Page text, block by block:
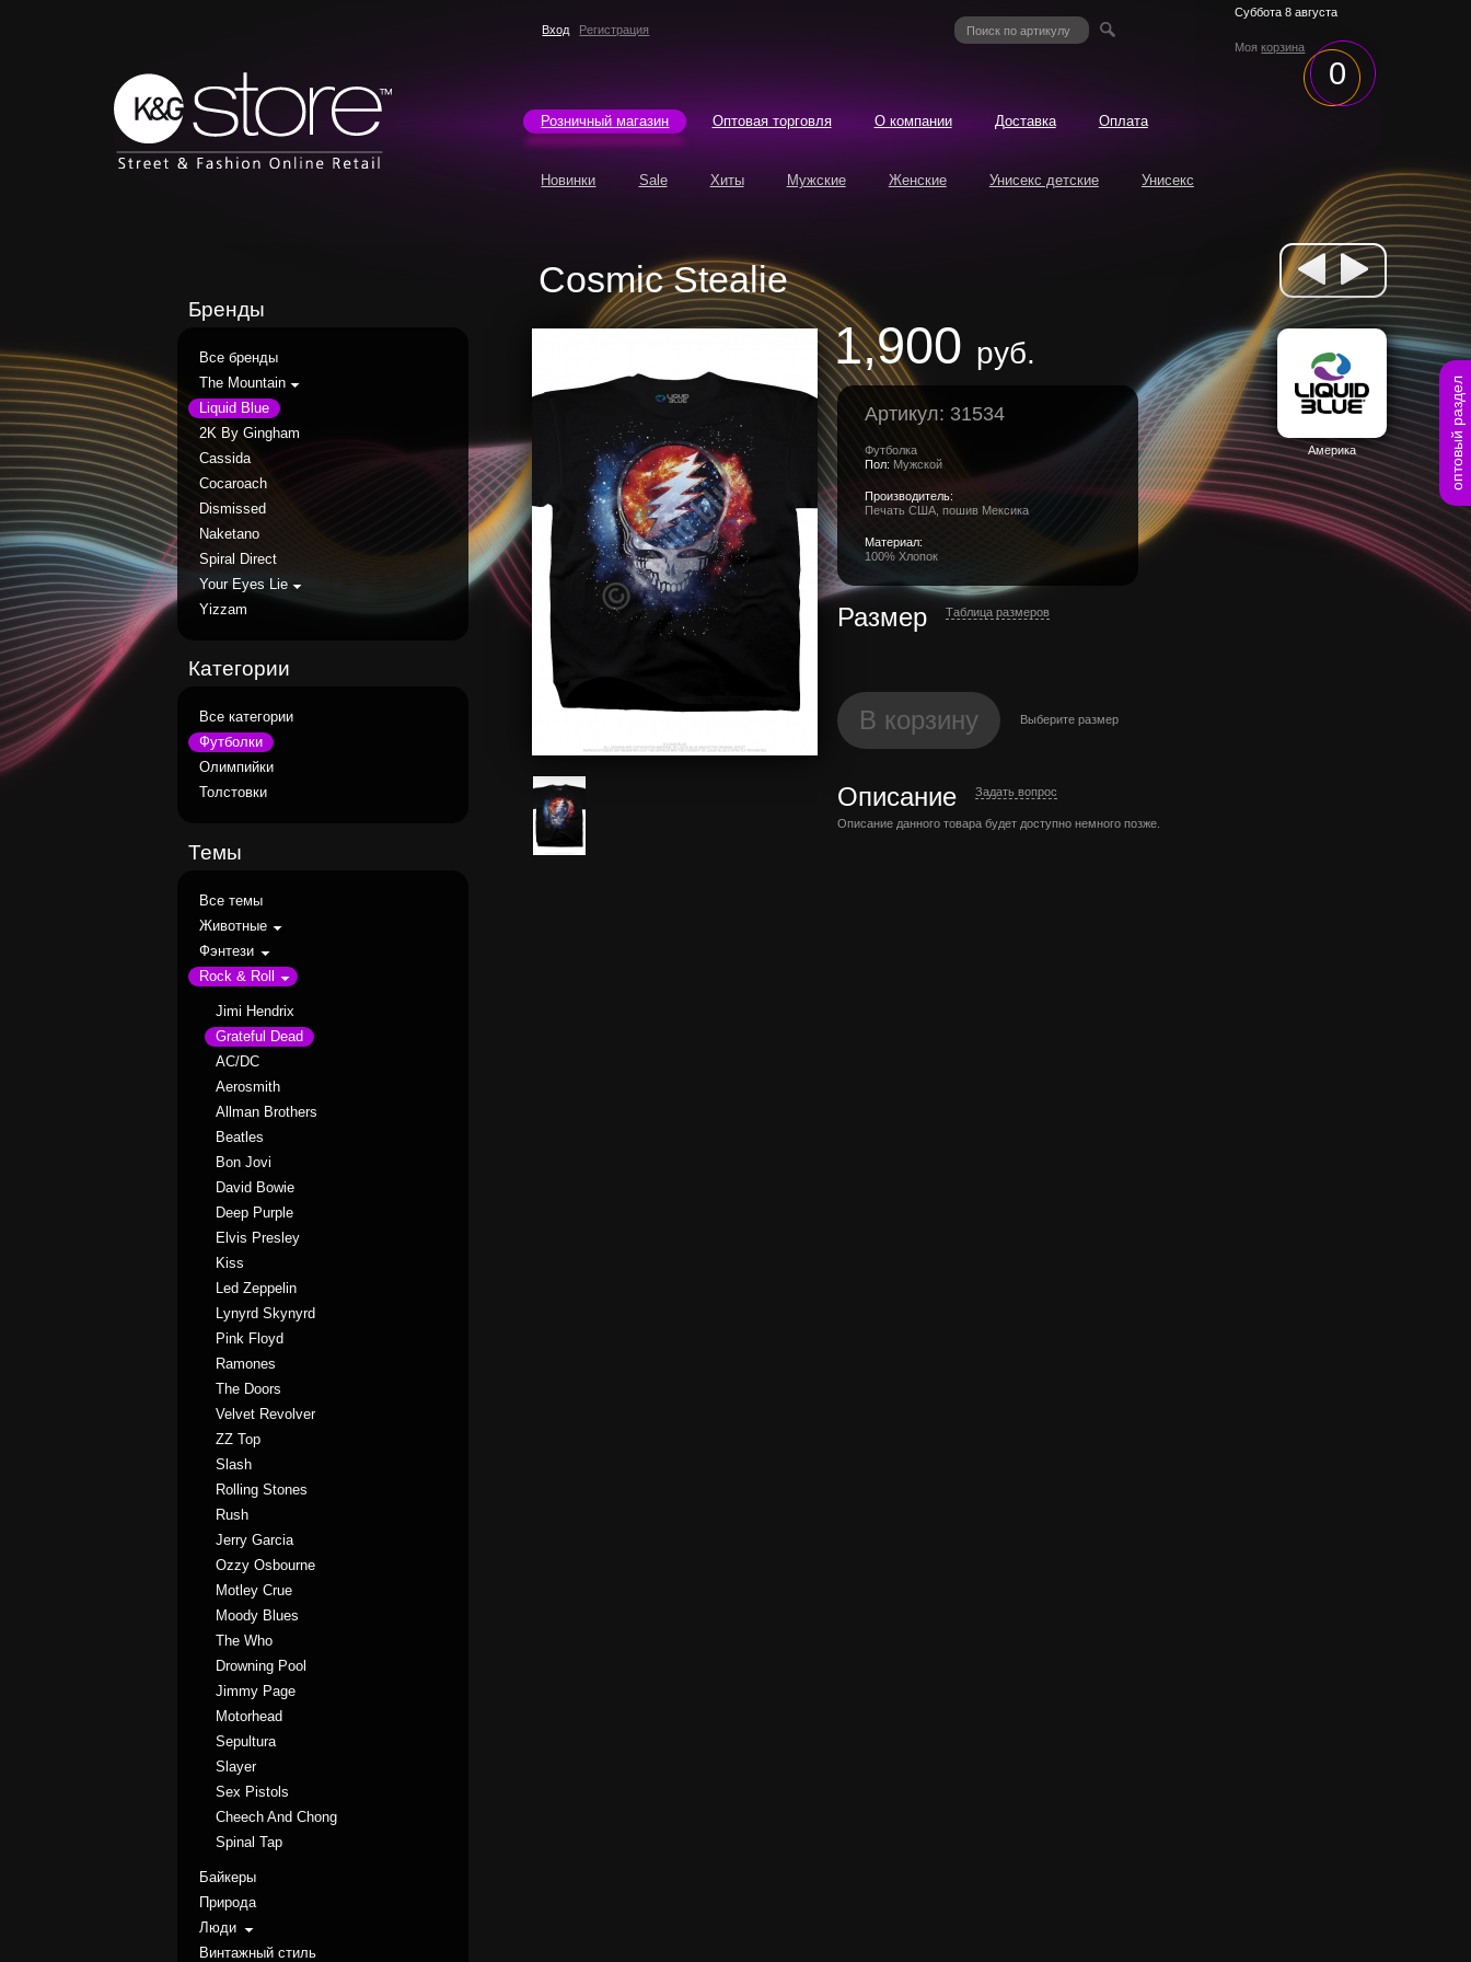
оптовый раздел
Вход Регистрация
Суббота 8 августа
Моякорзина
0
Розничный магазин Оптовая торговля О компании Доставка Оплата
Новинки Sale Хиты Мужские Женские Унисекс детские Унисекс
Cosmic Stealie
Бренды
Все бренды
The Mountain
Liquid Blue
2K By Gingham
Cassida
Cocaroach
Dismissed
Naketano
Spiral Direct
Your Eyes Lie
Yizzam
Категории
Все категории
Футболки
Олимпийки
Толстовки
Темы
Все темы
Животные
Фэнтези
Rock & Roll
Jimi Hendrix
Grateful Dead
AC/DC
Aerosmith
Allman Brothers
Beatles
Bon Jovi
David Bowie
Deep Purple
Elvis Presley
Kiss
Led Zeppelin
Lynyrd Skynyrd
Pink Floyd
Ramones
The Doors
Velvet Revolver
ZZ Top
Slash
Rolling Stones
Rush
Jerry Garcia
Ozzy Osbourne
Motley Crue
Moody Blues
The Who
Drowning Pool
Jimmy Page
Motorhead
Sepultura
Slayer
Sex Pistols
Cheech And Chong
Spinal Tap
Байкеры
Природа
Люди
Винтажный стиль
Америка
1,900 руб.
Артикул: 31534
Футболка
Пол: Мужской
Производитель:
Печать США, пошив Мексика
Материал:
100% Хлопок
Размер Таблица размеров
В корзину Выберите размер
Описание Задать вопрос
Описание данного товара будет доступно немного позже.